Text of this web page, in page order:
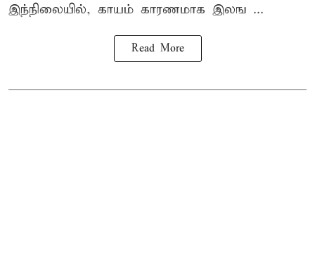
இந்நிலையில், காயம் காரணமாக இலங ...
Read More